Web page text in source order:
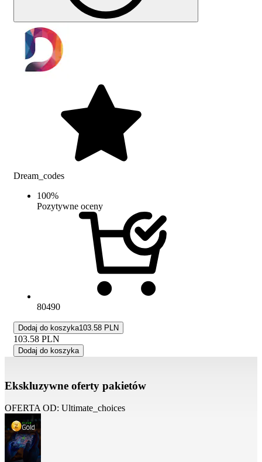
Dream_codes
100%
Pozytywne oceny
80490
Dodaj do koszyka103.58 PLN
103.58 PLN
Dodaj do koszyka
Ekskluzywne oferty pakietów
OFERTA OD: Ultimate_choices